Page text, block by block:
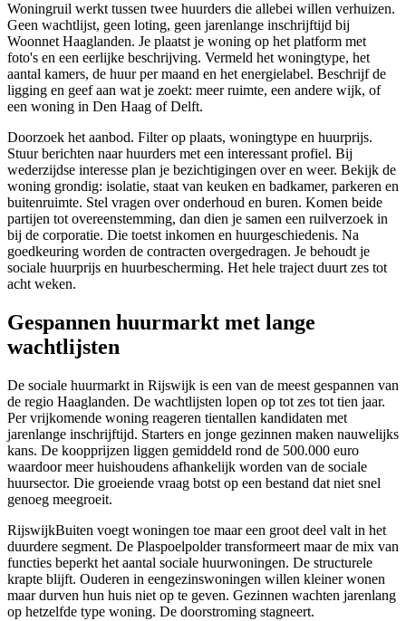
Woningruil werkt tussen twee huurders die allebei willen verhuizen.
Geen wachtlijst, geen loting, geen jarenlange inschrijftijd bij
WoonnetHaaglanden. Je plaatst je woning op het platform met
foto's en een eerlijke beschrijving. Vermeld het woningtype, het
aantal kamers, de huur per maand en het energielabel. Beschrijf de
ligging en geef aan wat je zoekt: meer ruimte, een andere wijk, of
een woning in Den Haag of Delft.
Doorzoek het aanbod. Filter op plaats, woningtype en huurprijs.
Stuur berichten naar huurders met een interessant profiel. Bij
wederzijdse interesse plan je bezichtigingen over en weer. Bekijk de
woning grondig: isolatie, staat van keuken en badkamer, parkeren en
buitenruimte. Stel vragen over onderhoud en buren. Komen beide
partijen tot overeenstemming, dan dien je samen een ruilverzoek in
bij de corporatie. Die toetst inkomen en huurgeschiedenis. Na
goedkeuring worden de contracten overgedragen. Je behoudt je
sociale huurprijs en huurbescherming. Het hele traject duurt zes tot
acht weken.
Gespannen huurmarkt met lange
wachtlijsten
De sociale huurmarkt in Rijswijk is een van de meest gespannen van
de regio Haaglanden. De wachtlijsten lopen op tot zes tot tien jaar.
Per vrijkomende woning reageren tientallen kandidaten met
jarenlange inschrijftijd. Starters en jonge gezinnen maken nauwelijks
kans. De koopprijzen liggen gemiddeld rond de 500.000 euro
waardoor meer huishoudens afhankelijk worden van de sociale
huursector. Die groeiende vraag botst op een bestand dat niet snel
genoeg meegroeit.
RijswijkBuiten voegt woningen toe maar een groot deel valt in het
duurdere segment. De Plaspoelpolder transformeert maar de mix van
functies beperkt het aantal sociale huurwoningen. De structurele
krapte blijft. Ouderen in eengezinswoningen willen kleiner wonen
maar durven hun huis niet op te geven. Gezinnen wachten jarenlang
op hetzelfde type woning. De doorstroming stagneert.